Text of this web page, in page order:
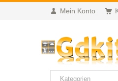
Mein Konto